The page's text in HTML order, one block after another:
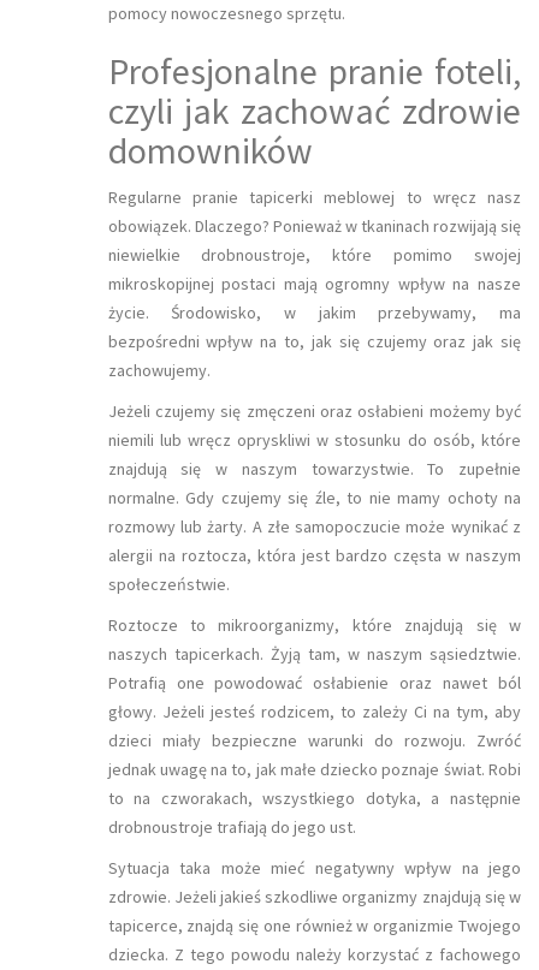
pomocy nowoczesnego sprzętu.
Profesjonalne pranie foteli,
czyli jak zachować zdrowie
domowników
Regularne pranie tapicerki meblowej to wręcz nasz
obowiązek. Dlaczego? Ponieważ w tkaninach rozwijają się
niewielkie drobnoustroje, które pomimo swojej
mikroskopijnej postaci mają ogromny wpływ na nasze
życie. Środowisko, w jakim przebywamy, ma
bezpośredni wpływ na to, jak się czujemy oraz jak się
zachowujemy.
Jeżeli czujemy się zmęczeni oraz osłabieni możemy być
niemili lub wręcz opryskliwi w stosunku do osób, które
znajdują się w naszym towarzystwie. To zupełnie
normalne. Gdy czujemy się źle, to nie mamy ochoty na
rozmowy lub żarty. A złe samopoczucie może wynikać z
alergii na roztocza, która jest bardzo częsta w naszym
społeczeństwie.
Roztocze to mikroorganizmy, które znajdują się w
naszych tapicerkach. Żyją tam, w naszym sąsiedztwie.
Potrafią one powodować osłabienie oraz nawet ból
głowy. Jeżeli jesteś rodzicem, to zależy Ci na tym, aby
dzieci miały bezpieczne warunki do rozwoju. Zwróć
jednak uwagę na to, jak małe dziecko poznaje świat. Robi
to na czworakach, wszystkiego dotyka, a następnie
drobnoustroje trafiają do jego ust.
Sytuacja taka może mieć negatywny wpływ na jego
zdrowie. Jeżeli jakieś szkodliwe organizmy znajdują się w
tapicerce, znajdą się one również w organizmie Twojego
dziecka. Z tego powodu należy korzystać z fachowego